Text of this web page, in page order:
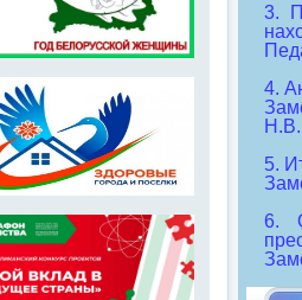
3.
4.
Н.В.
5.
6.